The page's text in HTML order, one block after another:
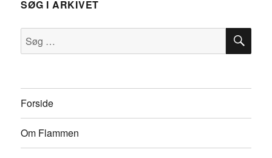
SØG I ARKIVET
Søg
efter:
SØG
Forside
Om Flammen